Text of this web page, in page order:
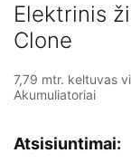
Nauji
Elektrinis
Clone
7,79 mtr. keltuvas
Akumuliatoriai
Atsisiuntimai: